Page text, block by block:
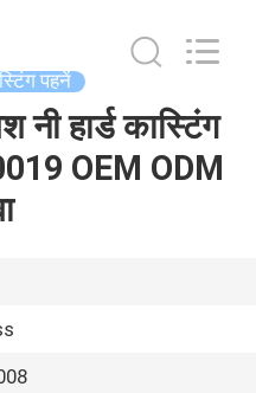
पहनें
हार्ड कास्टिंग
OEM ODM